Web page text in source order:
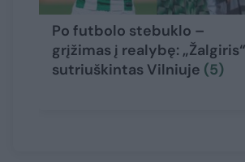
Po futbolo stebuklo –
grįžimas į realybę: „Žalgiris“
sutriuškintas Vilniuje (5)